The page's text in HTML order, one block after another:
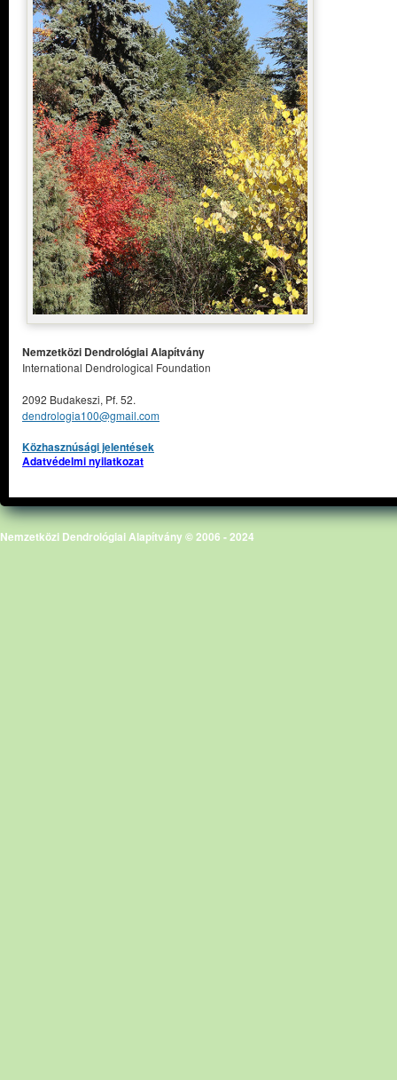
Nemzetközi Dendrológiai Alapítvány
International Dendrological Foundation
2092 Budakeszi, Pf. 52.
dendrologia100@gmail.com
Közhasznúsági jelentések
Adatvédelmi nyilatkozat
Nemzetközi Dendrológiai Alapítvány © 2006 - 2024